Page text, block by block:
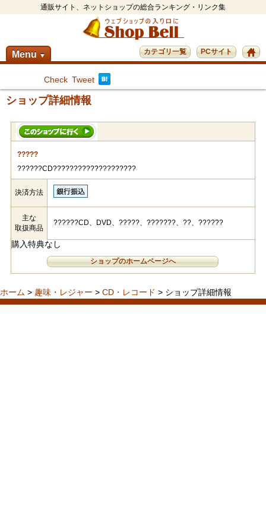
通販サイト、ネットショップの総合ランキング・リンク集
Menu ▼ PCサイト
カテゴリ一覧
Check Tweet
ショップ詳細情報
?????
??????CD????????????????????
決済方法
主な
取扱商品
??????CD、DVD、?????、???????、??、??????
購入特典なし
ショップのホームページへ
ホーム > 趣味・レジャー > CD・レコード > ショップ詳細情報